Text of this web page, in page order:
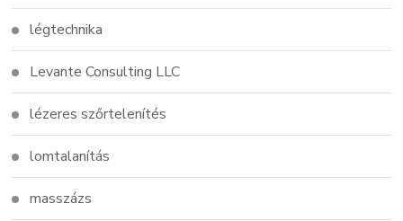
légtechnika
Levante Consulting LLC
lézeres szőrtelenítés
lomtalanítás
masszázs